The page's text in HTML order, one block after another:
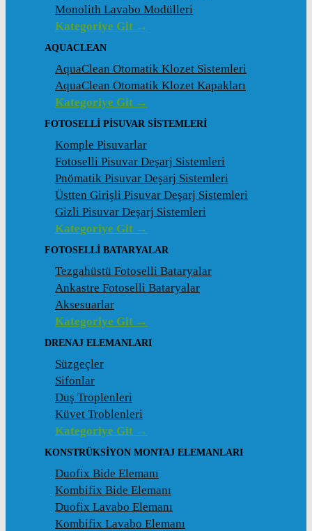
Monolith Lavabo Modülleri
Kategoriye Git →
AQUACLEAN
AquaClean Otomatik Klozet Sistemleri
AquaClean Otomatik Klozet Kapakları
Kategoriye Git →
FOTOSELLI PISUVAR SISTEMLERI
Komple Pisuvarlar
Fotoselli Pisuvar Deşarj Sistemleri
Pnömatik Pisuvar Deşarj Sistemleri
Üstten Girişli Pisuvar Deşarj Sistemleri
Gizli Pisuvar Deşarj Sistemleri
Kategoriye Git →
FOTOSELLI BATARYALAR
Tezgahüstü Fotoselli Bataryalar
Ankastre Fotoselli Bataryalar
Aksesuarlar
Kategoriye Git →
DRENAJ ELEMANLARI
Süzgeçler
Sifonlar
Duş Troplenleri
Küvet Troblenleri
Kategoriye Git →
KONSTRÜKSIYON MONTAJ ELEMANLARI
Duofix Bide Elemanı
Kombifix Bide Elemanı
Duofix Lavabo Elemanı
Kombifix Lavabo Elemanı